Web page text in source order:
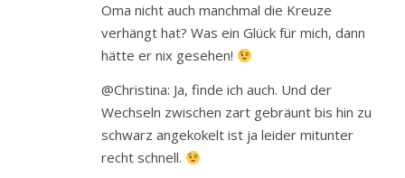
Oma nicht auch manchmal die Kreuze
verhängt hat? Was ein Glück für mich, dann
hätte er nix gesehen!
@Christina: Ja, finde ich auch. Und der
Wechseln zwischen zart gebräunt bis hin zu
schwarz angekokelt ist ja leider mitunter
recht schnell.